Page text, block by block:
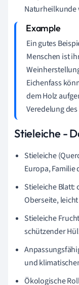
Naturheilkunde
Ein gutes
Menschen ist
Eichenfass
dem Holz
Veredelung
Stieleiche -
Stieleiche
Europa, Familie
Stieleiche
Oberseite,
Stieleiche
schützender
und
Ökologische